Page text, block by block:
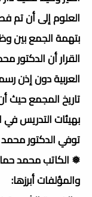
العلوم إلى أن تم فصله في
بتهمة الجمع بين
القرار أن
العربية دون إذن
تاريخ المجمع حيث
بهيئات التدريس في
توفي الدكتور محمد حماسة
❅ الكاتب محمد
والمؤلفات أبرزها: